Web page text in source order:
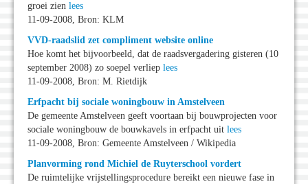
groei zien lees
11-09-2008, Bron: KLM
VVD-raadslid zet compliment website online
Hoe komt het bijvoorbeeld, dat de raadsvergadering gisteren (10
september 2008) zo soepel verliep lees
11-09-2008, Bron: M. Rietdijk
Erfpacht bij sociale woningbouw in Amstelveen
De gemeente Amstelveen geeft voortaan bij bouwprojecten voor
sociale woningbouw de bouwkavels in erfpacht uit lees
11-09-2008, Bron: Gemeente Amstelveen / Wikipedia
Planvorming rond Michiel de Ruyterschool vordert
De ruimtelijke vrijstellingsprocedure bereikt een nieuwe fase in